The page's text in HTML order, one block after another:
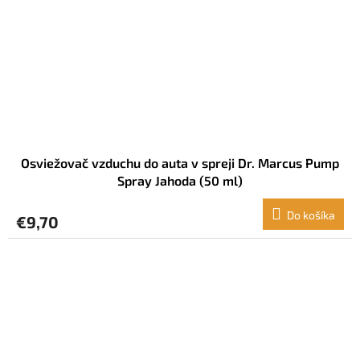
Osviežovač vzduchu do auta v spreji Dr. Marcus Pump
Spray Jahoda (50 ml)
€9,70 Do košíka